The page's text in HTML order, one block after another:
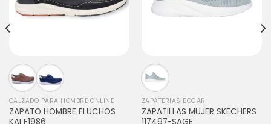
CALZADO PARA HOMBRE ONLINE
ZAPATO HOMBRE FLUCHOS
KAI F1986
ZAPATERÍAS BOGAR
ZAPATILLAS MUJER SKECHERS
117497-SAGE